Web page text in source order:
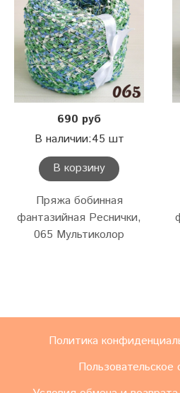
690 руб
В наличии:45 шт
В корзину
Пряжа бобинная
фантазийная Реснички,
065 Мультиколор
Политика
Пользовательское